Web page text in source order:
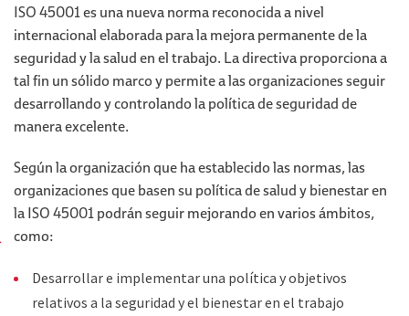
ISO 45001 es una nueva norma reconocida a nivel
internacional elaborada para la mejora permanente de la
seguridad y la salud en el trabajo. La directiva proporciona a
tal fin un sólido marco y permite a las organizaciones seguir
desarrollando y controlando la política de seguridad de
manera excelente.
Según la organización que ha establecido las normas, las
organizaciones que basen su política de salud y bienestar en
la ISO 45001 podrán seguir mejorando en varios ámbitos,
como:
Desarrollar e implementar una política y objetivos
relativos a la seguridad y el bienestar en el trabajo